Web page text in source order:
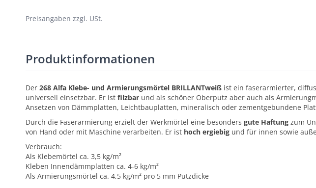
Preisangaben zzgl. USt.
Produktinformationen
Der 268 Alfa Klebe- und Armierungsmörtel BRILLANTweiß ist ein faserarmierter,
universell einsetzbar. Er ist filzbar und als schöner Oberputz aber auch als
Ansetzen von Dämmplatten, Leichtbauplatten, mineralisch oder zementgebundene
Durch die Faserarmierung erzielt der Werkmörtel eine besonders gute Haftung zum
von Hand oder mit Maschine verarbeiten. Er ist hoch ergiebig und für innen sowie
Verbrauch:
Als Klebemörtel ca. 3,5 kg/m²
Kleben Innendämmplatten ca. 4-6 kg/m²
Als Armierungsmörtel ca. 4,5 kg/m² pro 5 mm Putzdicke